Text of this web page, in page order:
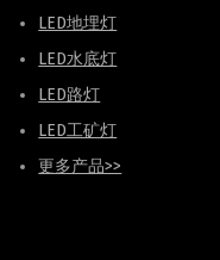
LED地埋灯
LED水底灯
LED路灯
LED工矿灯
更多产品>>